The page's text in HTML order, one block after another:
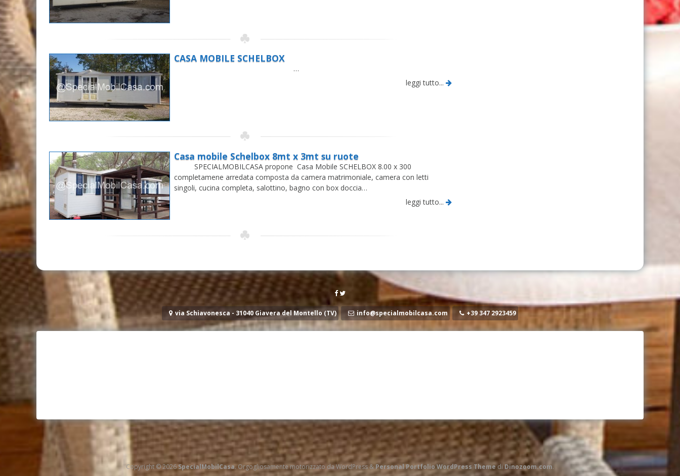
CASA MOBILE SCHELBOX
…
leggi tutto...
Casa mobile Schelbox 8mt x 3mt su ruote
SPECIALMOBILCASA propone Casa Mobile SCHELBOX 8.00 x 300
completamene arredata composta da camera matrimoniale, camera con letti
singoli, cucina completa, salottino, bagno con box doccia…
leggi tutto...
via Schiavonesca - 31040 Giavera del Montello (TV) info@specialmobilcasa.com +39 347 2923459
Copyright © 2026SpecialMobilCasa. Orgogliosamente motorizzato da WordPress&Personal Portfolio WordPress Themedi Dinozoom.com.